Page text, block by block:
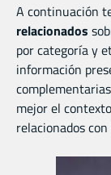
A continuación
relacionados
por categoría y
información
mejor el
relacionados